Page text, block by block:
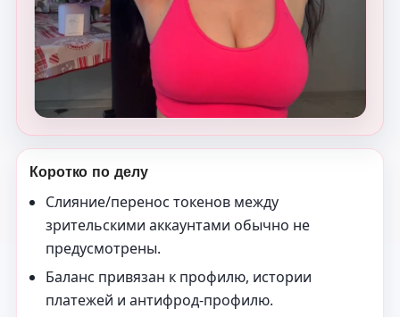
Коротко по делу
Слияние/перенос токенов между
зрительскими аккаунтами обычно не
предусмотрены.
Баланс привязан к профилю, истории
платежей и антифрод-профилю.